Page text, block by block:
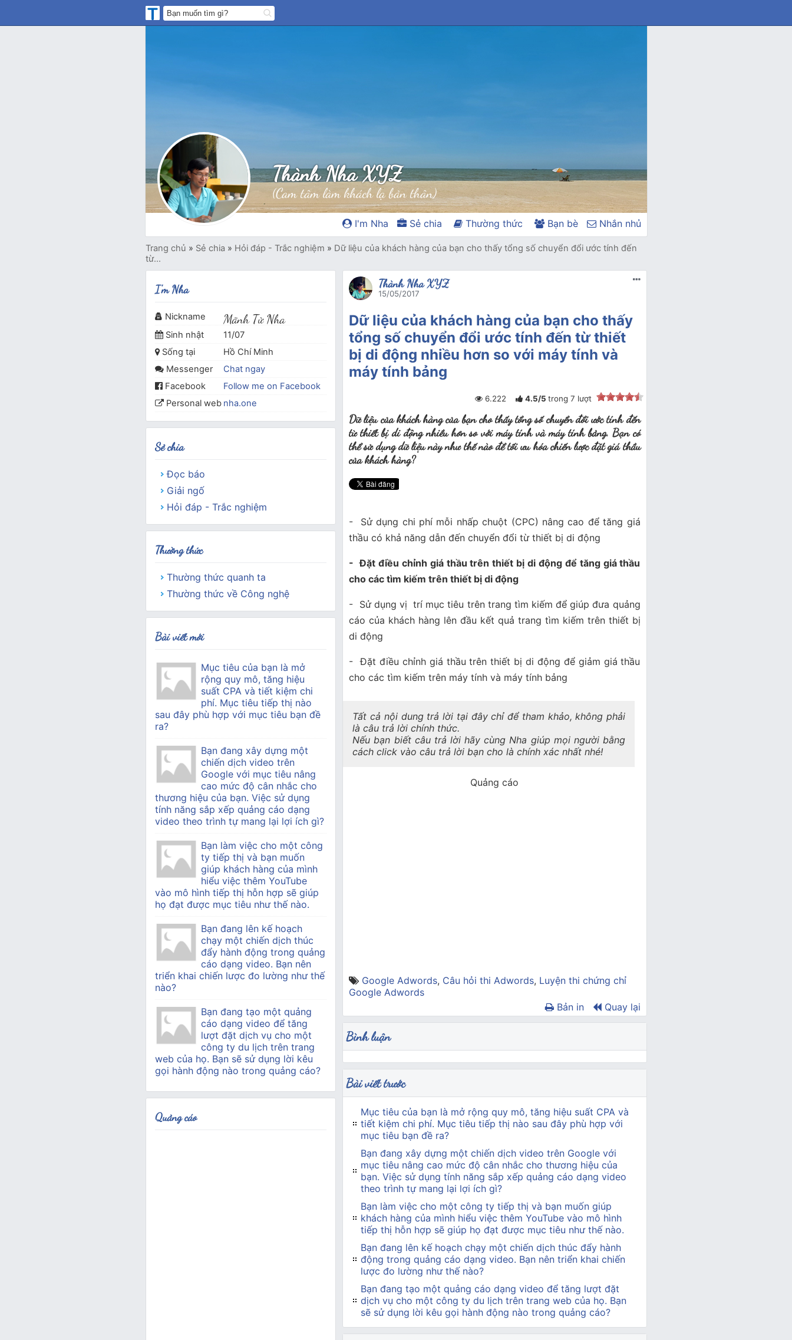
Thành Nha XYZ
(Cam tâm làm khách lạ bản thân)
I'm Nha Sẻ chia Thường thức Bạn bè Nhắn nhủ
Trang chủ » Sẻ chia » Hỏi đáp - Trắc nghiệm » Dữ liệu của khách hàng của bạn cho thấy tổng số chuyển đổi ước tính đến
từ...
Thành Nha XYZ
15/05/2017
Dữ liệu của khách hàng của bạn cho thấy
tổng số chuyển đổi ước tính đến từ thiết
bị di động nhiều hơn so với máy tính và
máy tính bảng
6.222 4.5/5 trong 7 lượt
Dữ liệu của khách hàng của bạn cho thấy tổng số chuyển đổi ước tính đến
từ thiết bị di động nhiều hơn so với máy tính và máy tính bảng. Bạn có
thể sử dụng dữ liệu này như thế nào để tối ưu hóa chiến lược đặt giá thầu
của khách hàng?
- Sử dụng chi phí mỗi nhấp chuột (CPC) nâng cao để tăng giá
thầu có khả năng dẫn đến chuyển đổi từ thiết bị di động
- Đặt điều chỉnh giá thầu trên thiết bị di động để tăng giá thầu
cho các tìm kiếm trên thiết bị di động
- Sử dụng vị trí mục tiêu trên trang tìm kiếm để giúp đưa quảng
cáo của khách hàng lên đầu kết quả trang tìm kiếm trên thiết bị
di động
- Đặt điều chỉnh giá thầu trên thiết bị di động để giảm giá thầu
cho các tìm kiếm trên máy tính và máy tính bảng
Tất cả nội dung trả lời tại đây chỉ để tham khảo, không phải
là câu trả lời chính thức.
Nếu bạn biết câu trả lời hãy cùng Nha giúp mọi người bằng
cách click vào câu trả lời bạn cho là chính xác nhất nhé!
Quảng cáo
Google Adwords, Câu hỏi thi Adwords, Luyện thi chứng chỉ
Google Adwords
Bản in
Quay lại
Bình luận
Bài viết trước
Mục tiêu của bạn là mở rộng quy mô, tăng hiệu suất CPA và
tiết kiệm chi phí. Mục tiêu tiếp thị nào sau đây phù hợp với
mục tiêu bạn đề ra?
Bạn đang xây dựng một chiến dịch video trên Google với
mục tiêu nâng cao mức độ cân nhắc cho thương hiệu của
bạn. Việc sử dụng tính năng sắp xếp quảng cáo dạng video
theo trình tự mang lại lợi ích gì?
Bạn làm việc cho một công ty tiếp thị và bạn muốn giúp
khách hàng của mình hiểu việc thêm YouTube vào mô hình
tiếp thị hỗn hợp sẽ giúp họ đạt được mục tiêu như thế nào.
Bạn đang lên kế hoạch chạy một chiến dịch thúc đẩy hành
động trong quảng cáo dạng video. Bạn nên triển khai chiến
lược đo lường như thế nào?
Bạn đang tạo một quảng cáo dạng video để tăng lượt đặt
dịch vụ cho một công ty du lịch trên trang web của họ. Bạn
sẽ sử dụng lời kêu gọi hành động nào trong quảng cáo?
I'm Nha
Nickname Mãnh Tử Nha
Sinh nhật
11/07
Sống tại
Hồ Chí Minh
Messenger
Chat ngay
Facebook
Follow me on Facebook
Personal web nha.one
Sẻ chia
Đọc báo
Giải ngố
Hỏi đáp - Trắc nghiệm
Thường thức
Thường thức quanh ta
Thường thức về Công nghệ
Bài viết mới
Mục tiêu của bạn là mở
rộng quy mô, tăng hiệu
suất CPA và tiết kiệm chi
phí. Mục tiêu tiếp thị nào
sau đây phù hợp với mục tiêu bạn đề
ra?
Bạn đang xây dựng một
chiến dịch video trên
Google với mục tiêu nâng
cao mức độ cân nhắc cho
thương hiệu của bạn. Việc sử dụng
tính năng sắp xếp quảng cáo dạng
video theo trình tự mang lại lợi ích gì?
Bạn làm việc cho một công
ty tiếp thị và bạn muốn
giúp khách hàng của mình
hiểu việc thêm YouTube
vào mô hình tiếp thị hỗn hợp sẽ giúp
họ đạt được mục tiêu như thế nào.
Bạn đang lên kế hoạch
chạy một chiến dịch thúc
đẩy hành động trong quảng
cáo dạng video. Bạn nên
triển khai chiến lược đo lường như thế
nào?
Bạn đang tạo một quảng
cáo dạng video để tăng
lượt đặt dịch vụ cho một
công ty du lịch trên trang
web của họ. Bạn sẽ sử dụng lời kêu
gọi hành động nào trong quảng cáo?
Quảng cáo